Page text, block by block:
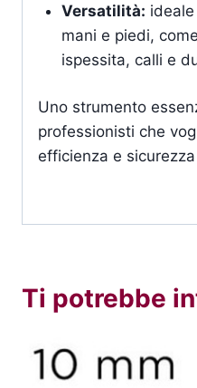
Versatilità:
mani e piedi,
ispessita, calli e
Uno strumento
professionisti che
efficienza e
Ti potrebbe